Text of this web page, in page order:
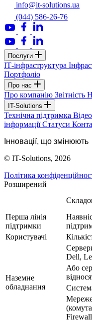
info@it-solutions.ua
(044) 586-26-76
Послуги
ІТ-інфраструктура
Портфоліо
Про нас
Про компанію Звітність
IT-Solutions
Технічна підтримка
інформаціїСтатуси
Інновації, що змінюють
© IT-Solutions, 2026
Політика
Розширений
Перша лінія
підтримки
Користувачі
Наземне
обладнання
Dell,
Або